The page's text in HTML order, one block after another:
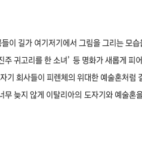
이 길가 여기저기에서 그림을 그리는 모습
주 귀고리를 한 소녀’ 등 명화가 새롭게 피
기 회사들이 피렌체 의 위대한 예술혼처럼
무 늦지 않게 이탈리아의 도자기와 예술혼